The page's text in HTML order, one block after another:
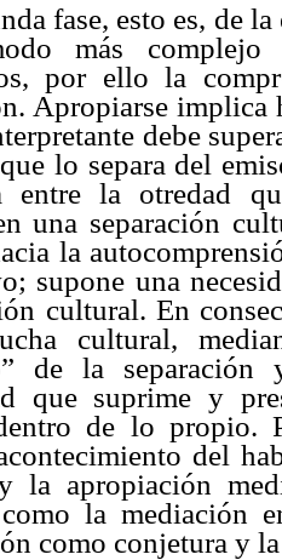
fase, esto es, de
más complejo
por ello la
Apropiarse implica
debe
lo separa del
entre la otredad
una separación
la
supone una
cultural. En
cultural,
de la
que suprime y
de lo propio.
del
la apropiación
como la mediación
como conjetura y